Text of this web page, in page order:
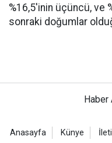
%16,5'inin üçüncü, ve
sonraki doğumlar
Haber
Anasayfa Künye